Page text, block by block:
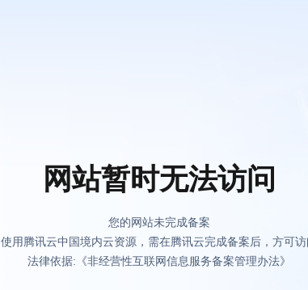
网站暂时无法访问
您的网站未完成备案
使用腾讯云中国境内云资源，需在腾讯云完成备案后，方可
法律依据:《非经营性互联网信息服务备案管理办法》